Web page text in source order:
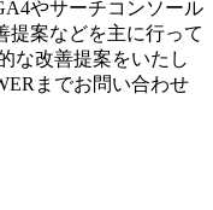
やサーチコンソール
提案などを主に行って
な改善提案をいたし
までお問い合わせ